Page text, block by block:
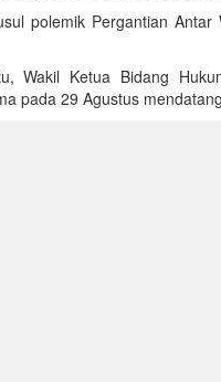
polemik Pergantian
Wakil Ketua Bidang
pada 29 Agustus